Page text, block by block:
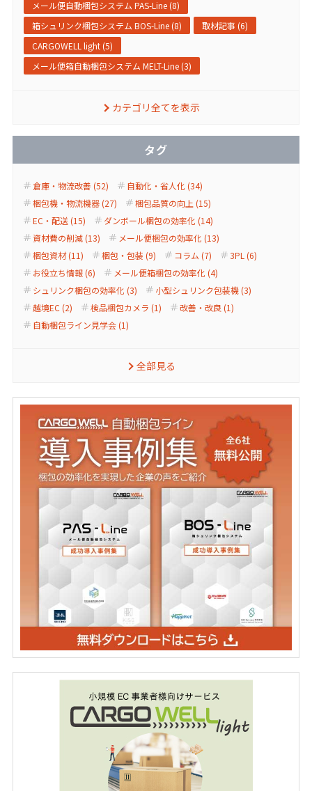
メール便自動梱包システム PAS-Line (8)
箱シュリンク梱包システム BOS-Line (8)
取材記事 (6)
CARGOWELL light (5)
メール便箱自動梱包システム MELT-Line (3)
カテゴリ全てを表示
タグ
倉庫・物流改善 (52)
自動化・省人化 (34)
梱包機・物流機器 (27)
梱包品質の向上 (15)
EC・配送 (15)
ダンボール梱包の効率化 (14)
資材費の削減 (13)
メール便梱包の効率化 (13)
梱包資材 (11)
梱包・包装 (9) コラム (7)
3PL (6)
お役立ち情報 (6)
メール便箱梱包の効率化 (4)
シュリンク梱包の効率化 (3)
小型シュリンク包装機 (3)
越境EC (2)
検品梱包カメラ (1)
改善・改良 (1)
自動梱包ライン見学会 (1)
全部見る